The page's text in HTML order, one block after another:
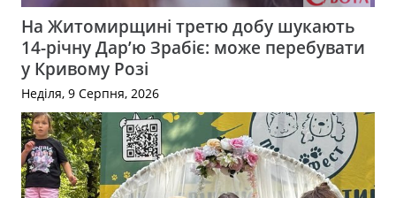
На Житомирщині третю добу шукають
14-річну Дар’ю Зрабіє: може перебувати
у Кривому Розі
Неділя, 9 Серпня, 2026